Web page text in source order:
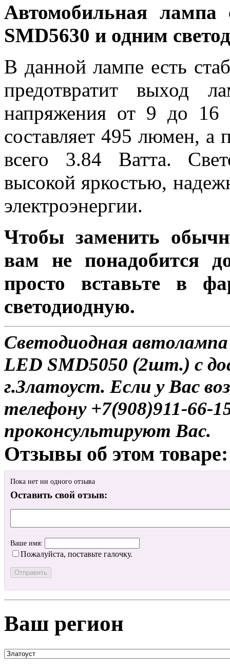
Автомобильная
SMD5630 и одним
В данной лампе есть
предотвратит выход
напряжения от 9 до 16
составляет 495 люмен, а
всего 3.84 Ватта.
высокой яркостью,
электроэнергии.
Чтобы заменить
вам не понадобится
просто вставьте в
светодиодную.
Светодиодная
LED SMD5050 (2шт.) с
г.Златоуст. Если у Вас
телефону +7(908)911-
проконсультируют Вас.
Отзывы об этом товаре:
Пока нет ни одного отзыва
Оставить свой отзыв:
Ваше имя:
Пожалуйста, поставьте галочку.
Ваш регион